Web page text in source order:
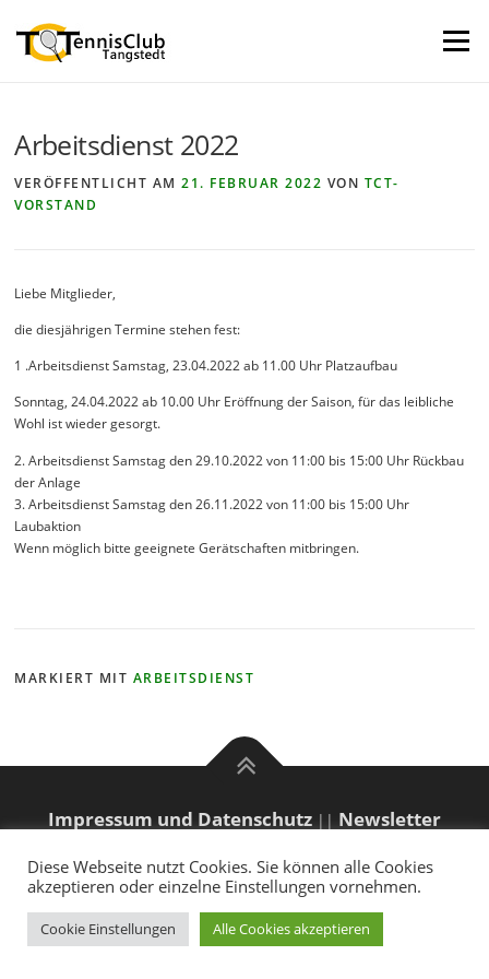
zum
Inhalt
Menü
Arbeitsdienst 2022
VERÖFFENTLICHT AM21. FEBRUAR 2022 VON TCT-
VORSTAND
Liebe Mitglieder,
die diesjährigen Termine stehen fest:
1 .Arbeitsdienst Samstag, 23.04.2022 ab 11.00 Uhr Platzaufbau
Sonntag, 24.04.2022 ab 10.00 Uhr Eröffnung der Saison, für das leibliche
Wohl ist wieder gesorgt.
2. Arbeitsdienst Samstag den 29.10.2022 von 11:00 bis 15:00 Uhr Rückbau
der Anlage
3. Arbeitsdienst Samstag den 26.11.2022 von 11:00 bis 15:00 Uhr
Laubaktion
Wenn möglich bitte geeignete Gerätschaften mitbringen.
MARKIERT MIT ARBEITSDIENST
Impressum und Datenschutz || Newsletter
Diese Webseite nutzt Cookies. Sie können alle Cookies
akzeptieren oder einzelne Einstellungen vornehmen.
Cookie Einstellungen Alle Cookies akzeptieren